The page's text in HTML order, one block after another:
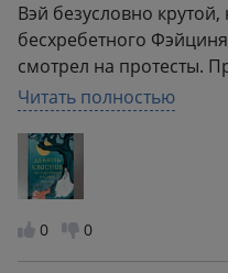
Вэй безусловно
бесхребетного
смотрел на протесты.
необычным
преподносится, то
замечаешь, если не
дальше знакомится с
Читать полностью
0 0